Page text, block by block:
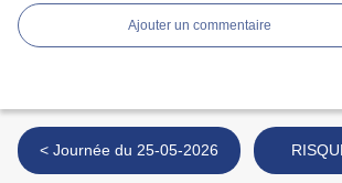
Ajouter un commentaire
< Journée du 25-05-2026